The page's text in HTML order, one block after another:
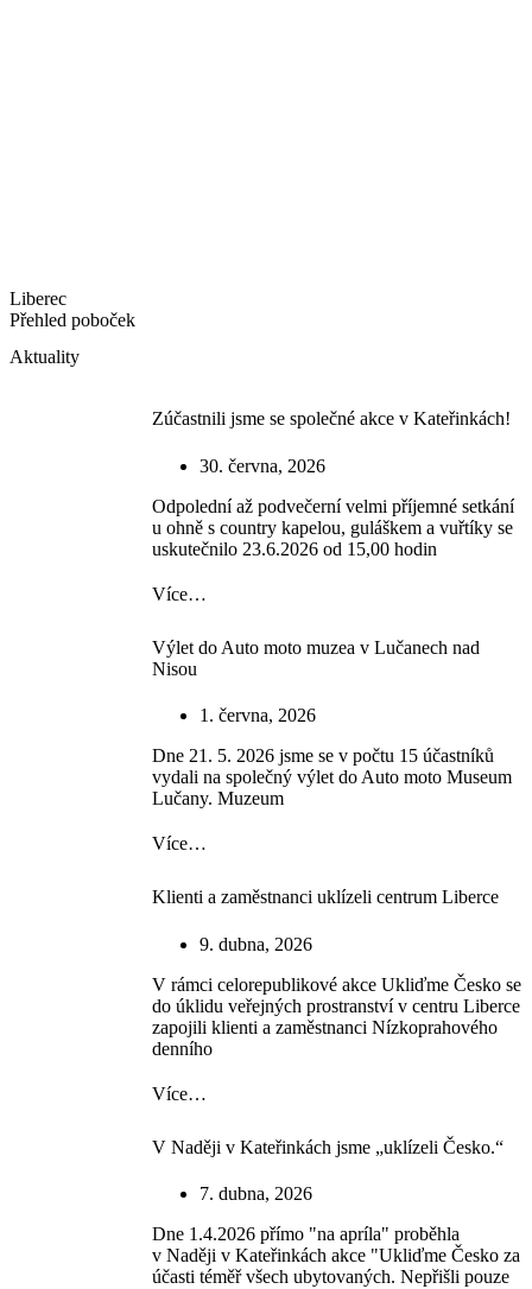
Liberec
Přehled poboček
Aktuality
Zúčastnili jsme se společné akce v Kateřinkách!
30. června, 2026
Odpolední až podvečerní velmi příjemné setkání
u ohně s country kapelou, guláškem a vuřtíky se
uskutečnilo 23.6.2026 od 15,00 hodin
Více…
Výlet do Auto moto muzea v Lučanech nad
Nisou
1. června, 2026
Dne 21. 5. 2026 jsme se v počtu 15 účastníků
vydali na společný výlet do Auto moto Museum
Lučany. Muzeum
Více…
Klienti a zaměstnanci uklízeli centrum Liberce
9. dubna, 2026
V rámci celorepublikové akce Ukliďme Česko se
do úklidu veřejných prostranství v centru Liberce
zapojili klienti a zaměstnanci Nízkoprahového
denního
Více…
V Naději v Kateřinkách jsme „uklízeli Česko.“
7. dubna, 2026
Dne 1.4.2026 přímo "na apríla" proběhla
v Naději v Kateřinkách akce "Ukliďme Česko za
účasti téměř všech ubytovaných. Nepřišli pouze